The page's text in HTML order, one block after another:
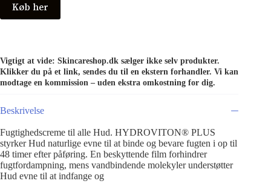
Køb her
Vigtigt at vide: Skincareshop.dk sælger ikke selv produkter.
Klikker du på et link, sendes du til en ekstern forhandler. Vi kan
modtage en kommission – uden ekstra omkostning for dig.
Beskrivelse
Fugtighedscreme til alle Hud. HYDROVITON® PLUS
styrker Hud naturlige evne til at binde og bevare fugten i op til
48 timer efter påføring. En beskyttende film forhindrer
fugtfordampning, mens vandbindende molekyler understøtter
Hud evne til at indfange og